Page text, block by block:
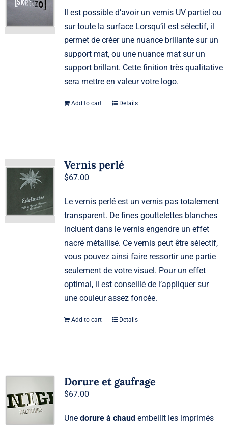
Il est possible d’avoir un vernis UV partiel ou
sur toute la surface Lorsqu’il est sélectif, il
permet de créer une nuance brillante sur un
support mat, ou une nuance mat sur un
support brillant. Cette finition très qualitative
sera mettre en valeur votre logo.
Add to cart Details
Vernis perlé
$67.00
Le vernis perlé est un vernis pas totalement
transparent. De fines gouttelettes blanches
incluent dans le vernis engendre un effet
nacré métallisé. Ce vernis peut être sélectif,
vous pouvez ainsi faire ressortir une partie
seulement de votre visuel. Pour un effet
optimal, il est conseillé de l’appliquer sur
une couleur assez foncée.
Add to cart Details
Dorure et gaufrage
$67.00
Une dorure à chaudembellit les imprimés